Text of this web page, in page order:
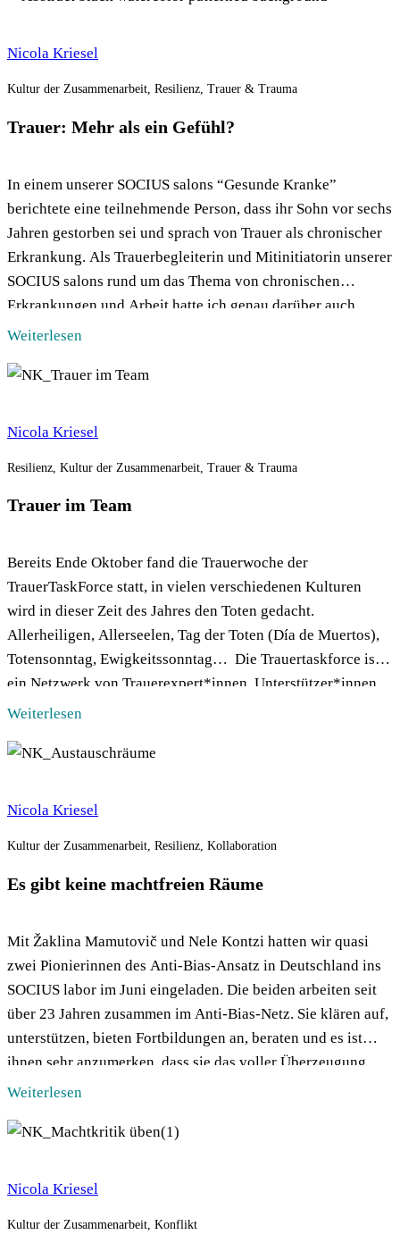
Nicola Kriesel
Kultur der Zusammenarbeit, Resilienz, Trauer & Trauma
Trauer: Mehr als ein Gefühl?
In einem unserer SOCIUS salons “Gesunde Kranke”
berichtete eine teilnehmende Person, dass ihr Sohn vor sechs
Jahren gestorben sei und sprach von Trauer als chronischer
Erkrankung. Als Trauerbegleiterin und Mitinitiatorin unserer
SOCIUS salons rund um das Thema von chronischen
Erkrankungen und Arbeit hatte ich genau darüber auch
schon nachgedacht. Trauer ist eine der tiefsten und […]
Weiterlesen
Nicola Kriesel
Resilienz, Kultur der Zusammenarbeit, Trauer & Trauma
Trauer im Team
Bereits Ende Oktober fand die Trauerwoche der
TrauerTaskForce statt, in vielen verschiedenen Kulturen
wird in dieser Zeit des Jahres den Toten gedacht.
Allerheiligen, Allerseelen, Tag der Toten (Día de Muertos),
Totensonntag, Ewigkeitssonntag… Die Trauertaskforce ist
ein Netzwerk von Trauerexpert*innen, Unterstützer*innen
und Freund*innen, das nun schon zum zweiten Mal unter der
[…]
Weiterlesen
Nicola Kriesel
Kultur der Zusammenarbeit, Resilienz, Kollaboration
Es gibt keine machtfreien Räume
Mit Žaklina Mamutovič und Nele Kontzi hatten wir quasi
zwei Pionierinnen des Anti-Bias-Ansatz in Deutschland ins
SOCIUS labor im Juni eingeladen. Die beiden arbeiten seit
über 23 Jahren zusammen im Anti-Bias-Netz. Sie klären auf,
unterstützen, bieten Fortbildungen an, beraten und es ist
ihnen sehr anzumerken, dass sie das voller Überzeugung
und Leidenschaft tun. Bereits 2015 […]
Weiterlesen
Nicola Kriesel
Kultur der Zusammenarbeit, Konflikt